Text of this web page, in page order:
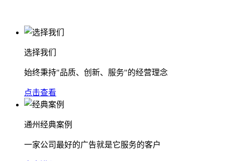
选择我们
始终秉持"品质、创新、服务"的经营理念
点击查看
通州经典案例
一家公司最好的广告就是它服务的客户